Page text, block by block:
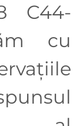
C44-
cu